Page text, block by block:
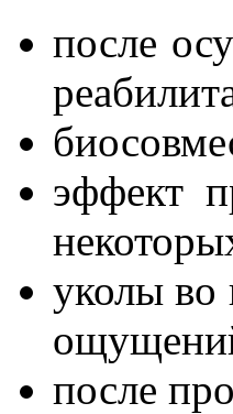
после
эффект
уколы во
после